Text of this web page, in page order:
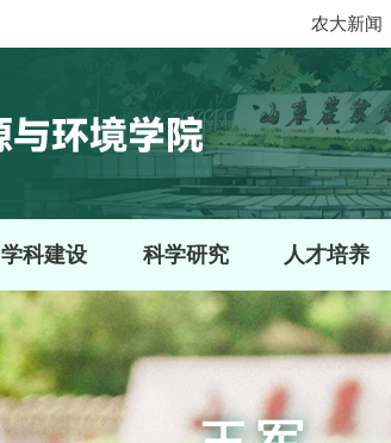
农大新闻
学科建设 科学研究 人才培养